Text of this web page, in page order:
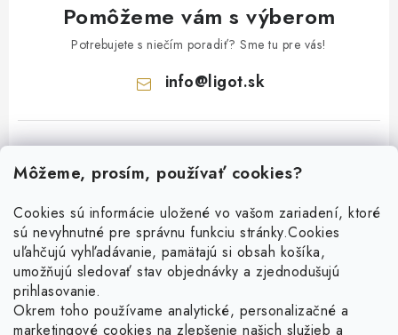
Môžeme, prosím, používať cookies?
Cookies sú informácie uložené vo vašom zariadení, ktoré
sú nevyhnutné pre správnu funkciu stránky.Cookies
uľahčujú vyhľadávanie, pamätajú si obsah košíka,
umožňujú sledovať stav objednávky a zjednodušujú
prihlasovanie.
Okrem toho používame analytické, personalizačné a
marketingové cookies na zlepšenie našich služieb a
Pomôžeme vám s výberom
Potrebujete s niečím poradiť? Sme tu pre vás!
info@ligot.sk
Facebook